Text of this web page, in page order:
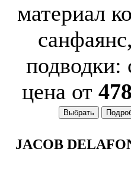
материал
подводки:
цена от
JACOB